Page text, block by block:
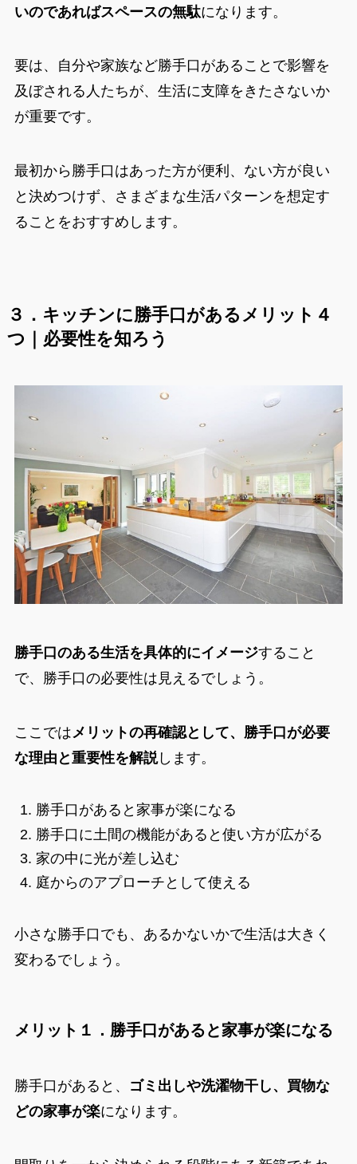
いのであればスペースの無駄になります。
要は、自分や家族など勝手口があることで影響を
及ぼされる人たちが、生活に支障をきたさないか
が重要です。
最初から勝手口はあった方が便利、ない方が良い
と決めつけず、さまざまな生活パターンを想定す
ることをおすすめします。
３．キッチンに勝手口があるメリット４
つ｜必要性を知ろう
勝手口のある生活を具体的にイメージすること
で、勝手口の必要性は見えるでしょう。
ここではメリットの再確認として、勝手口が必要
な理由と重要性を解説します。
勝手口があると家事が楽になる
勝手口に土間の機能があると使い方が広がる
家の中に光が差し込む
庭からのアプローチとして使える
小さな勝手口でも、あるかないかで生活は大きく
変わるでしょう。
メリット１．勝手口があると家事が楽になる
勝手口があると、
ゴミ出しや洗濯物干し、買物な
どの家事が楽になります。